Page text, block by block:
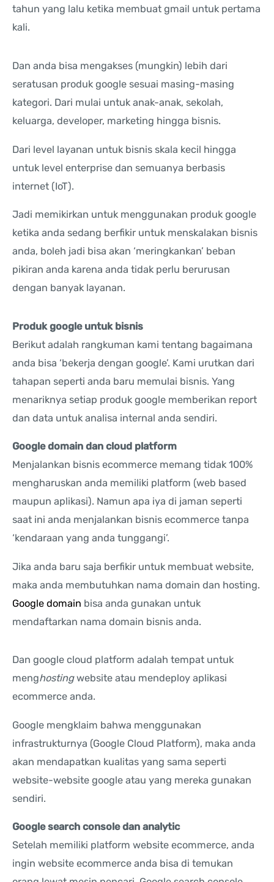
tahun yang lalu ketika membuat gmail untuk pertama
kali.
Dan anda bisa mengakses (mungkin) lebih dari
seratusan produk google sesuai masing-masing
kategori. Dari mulai untuk anak-anak, sekolah,
keluarga, developer, marketing hingga bisnis.
Dari level layanan untuk bisnis skala kecil hingga
untuk level enterprise dan semuanya berbasis
internet (IoT).
Jadi memikirkan untuk menggunakan produk google
ketika anda sedang berfikir untuk menskalakan bisnis
anda, boleh jadi bisa akan ‘meringkankan’ beban
pikiran anda karena anda tidak perlu berurusan
dengan banyak layanan.
Produk google untuk bisnis
Berikut adalah rangkuman kami tentang bagaimana
anda bisa ‘bekerja dengan google’. Kami urutkan dari
tahapan seperti anda baru memulai bisnis. Yang
menariknya setiap produk google memberikan report
dan data untuk analisa internal anda sendiri.
Google domain dan cloud platform
Menjalankan bisnis ecommerce memang tidak 100%
mengharuskan anda memiliki platform (web based
maupun aplikasi). Namun apa iya di jaman seperti
saat ini anda menjalankan bisnis ecommerce tanpa
‘kendaraan yang anda tunggangi’.
Jika anda baru saja berfikir untuk membuat website,
maka anda membutuhkan nama domain dan hosting.
Google domain bisa anda gunakan untuk
mendaftarkan nama domain bisnis anda.
Dan google cloud platform adalah tempat untuk
menghostingwebsite atau mendeploy aplikasi
ecommerce anda.
Google mengklaim bahwa menggunakan
infrastrukturnya (Google Cloud Platform), maka anda
akan mendapatkan kualitas yang sama seperti
website-website google atau yang mereka gunakan
sendiri.
Google search console dan analytic
Setelah memiliki platform website ecommerce, anda
ingin website ecommerce anda bisa di temukan